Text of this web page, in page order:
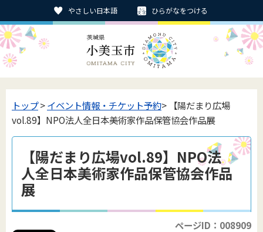
やさしい日本語 ひらがなをつける
トップ>イベント情報・チケット予約> 【陽だまり広場
vol.89】NPO法人全日本美術家作品保管協会作品展
【陽だまり広場vol.89】NPO法
人全日本美術家作品保管協会作品
展
ページID：008909